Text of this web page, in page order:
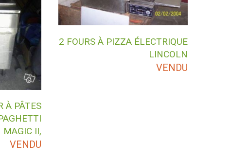
À PÂTES
MAGIC II,
VENDU
2 FOURS À PIZZA ÉLECTRIQUE
LINCOLN
VENDU